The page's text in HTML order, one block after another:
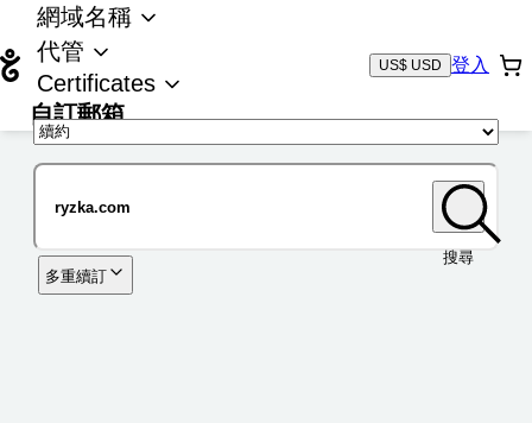
網域名稱
代管
Certificates
自訂郵箱
US$ USD 登入
搜尋
多重續訂